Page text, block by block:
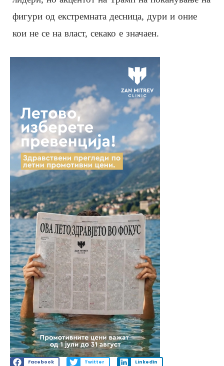
фигури од екстремната десница, дури и оние
кои не се на власт, секако е значаен.
Facebook Twitter LinkedIn